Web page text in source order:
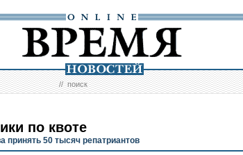
//поиск
по квоте
принять 50 тысяч репатриантов